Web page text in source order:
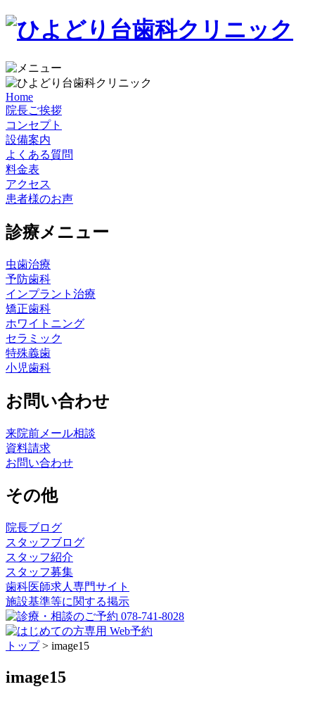
Home
院長ご挨拶
コンセプト
設備案内
よくある質問
料金表
アクセス
患者様のお声
診療メニュー
虫歯治療
予防歯科
インプラント治療
矯正歯科
ホワイトニング
セラミック
特殊義歯
小児歯科
お問い合わせ
来院前メール相談
資料請求
お問い合わせ
その他
院長ブログ
スタッフブログ
スタッフ紹介
スタッフ募集
歯科医師求人専門サイト
施設基準等に関する掲示
トップ> image15
image15